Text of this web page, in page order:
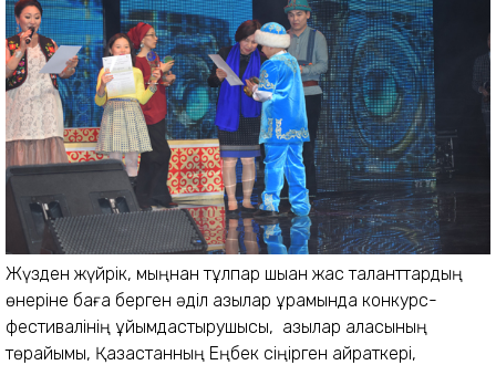
Жүзден жүйрік, мыңнан тұлпар шыққан жас таланттардың
өнеріне баға берген әділ қазылар құрамында конкурс-
фестивалінің ұйымдастырушысы, қазылар алқасының
төрайымы, Қазақстанның Еңбек сіңірген қайраткері,